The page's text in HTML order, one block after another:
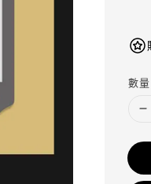
數量